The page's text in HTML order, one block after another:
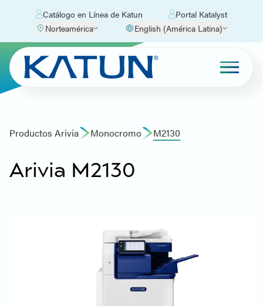
Catálogo en Línea de Katun
Portal Katalyst
Norteamérica
English (América Latina)
Productos Arivia Monocromo M2130
Arivia M2130